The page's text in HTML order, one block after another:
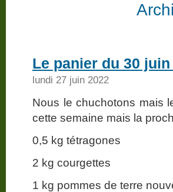
Le panier du 30 juin
lundi 27 juin 2022
Nous le chuchotons mais
cette semaine mais la
0,5 kg tétragones
2 kg courgettes
1 kg pommes de terre